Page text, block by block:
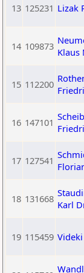
13 125231 Lizak
14 109873 Klaus
15 112200
16 147101
17 127541
18 131668 Karl
19 115459
Wandl